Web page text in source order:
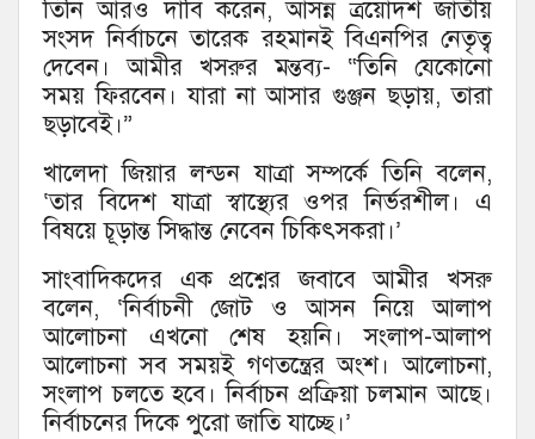
তিনি আরও দাবি করেন, আসন্ন ত্রয়োদশ জাতীয়
সংসদ নির্বাচনে তারেক রহমানই বিএনপির নেতৃত্ব
দেবেন। আমীর খসরুর মন্তব্য- “তিনি যেকোনো
সময় ফিরবেন। যারা না আসার গুঞ্জন ছড়ায়, তারা
ছড়াবেই।”
খালেদা জিয়ার লন্ডন যাত্রা সম্পর্কে তিনি বলেন,
‘তার বিদেশ যাত্রা স্বাস্থ্যের ওপর নির্ভরশীল। এ
বিষয়ে চূড়ান্ত সিদ্ধান্ত নেবেন চিকিৎসকরা।’
সাংবাদিকদের এক প্রশ্নের জবাবে আমীর খসরু
বলেন, ‘নির্বাচনী জোট ও আসন নিয়ে আলাপ
আলোচনা এখনো শেষ হয়নি। সংলাপ-আলাপ
আলোচনা সব সময়ই গণতন্ত্রের অংশ। আলোচনা,
সংলাপ চলতে হবে। নির্বাচন প্রক্রিয়া চলমান আছে।
নির্বাচনের দিকে পুরো জাতি যাচ্ছে।’